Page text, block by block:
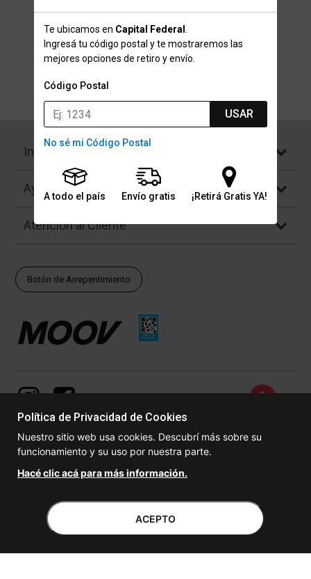
Te ubicamos en Capital Federal
Ingresá tu código postal y te mostraremos las
mejores opciones de retiro y envío.
Código Postal
USAR
No sé mi Código Postal
A todo el país Envío gratis ¡Retirá Gratis YA!
categoría "Conservadoras" que
buscaste.
Volver a la página de inicio
Institucional
Ayuda
Atención al Cliente
Botón de Arrepentimiento
DERECHOS RESERVADOS. Las fotos contenidas en este site, el
sus respectivos titulares. Está prohibida la reproducción total o
parcial, sin la expresa autorización de la administradora de la
tienda virtual. Dexter, empresa perteneciente al grupo DABRA S.A.
la Provincia de Buenos Aires – Argentina.
Política de Privacidad de Cookies
Nuestro sitio web usa cookies. Descubrí más sobre su
funcionamiento y su uso por nuestra parte.
Hacé clic acá para más información.
ACEPTO